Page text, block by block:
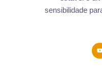
sensibilidade